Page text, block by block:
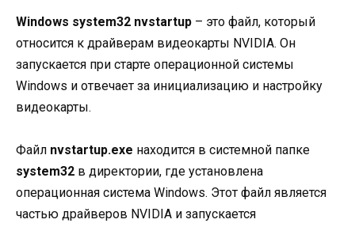
Windows system32 nvstartup – это файл, который
относится к драйверам видеокарты NVIDIA. Он
запускается при старте операционной системы
Windows и отвечает за инициализацию и настройку
видеокарты.
Файл nvstartup.exe находится в системной папке
system32 в директории, где установлена
операционная система Windows. Этот файл является
частью драйверов NVIDIA и запускается